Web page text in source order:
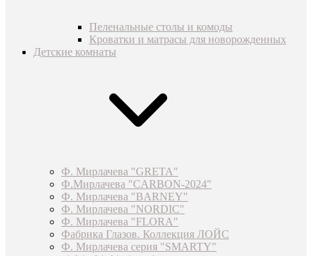
Пеленальные столы и комоды
Кроватки и матрасы для новорожденных
Детские комнаты
Ф. Мирлачева "GRETA"
Ф.Мирлачева "CARBON-2024"
Ф. Мирлачева "BARNEY"
Ф. Мирлачева "NORDIC"
Ф. Мирлачева "FLORA"
Фабрика Глазов. Коллекция ЛОЙС
Ф. Мирлачева серия "SMARTY"